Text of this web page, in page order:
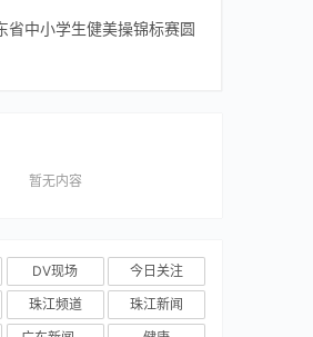
省中小学生健美操锦标赛圆
暂无内容
DV现场
今日关注
珠江频道
珠江新闻